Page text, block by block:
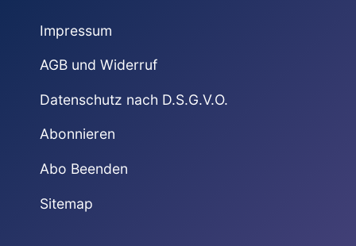
Impressum
AGB und Widerruf
Datenschutz nach D.S.G.V.O.
Abonnieren
Abo Beenden
Sitemap